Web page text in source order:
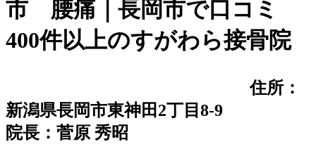
市 腰痛｜長岡市で口コミ
400件以上のすがわら接骨院
住所：
新潟県長岡市東神田2丁目8-9
院長：菅原 秀昭